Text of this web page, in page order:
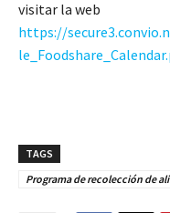
visitar la web
https://
TAGS
Programa de recolección de